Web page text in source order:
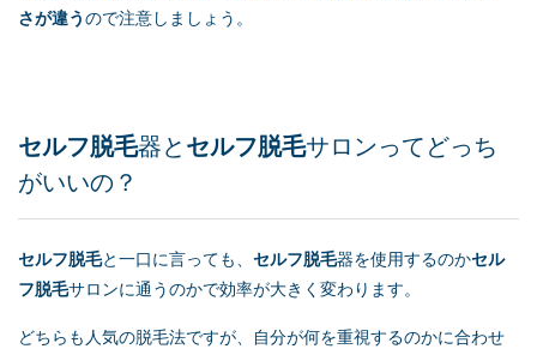
さが違うので注意しましょう。
セルフ脱毛器と セルフ脱毛サロンってどっち
がいいの？
セルフ脱毛と一口に言っても、 セルフ脱毛器を使用するのかセル
フ脱毛サロンに通うのかで効率が大きく変わります。
どちらも人気の脱毛法ですが、自分が何を重視するのかに合わせ